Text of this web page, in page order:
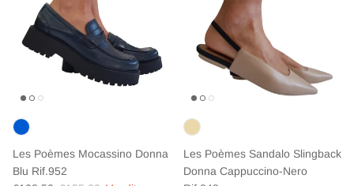
Les Poèmes Mocassino Donna
Blu Rif.952
Les Poèmes Sandalo Slingback
Donna Cappuccino-Nero